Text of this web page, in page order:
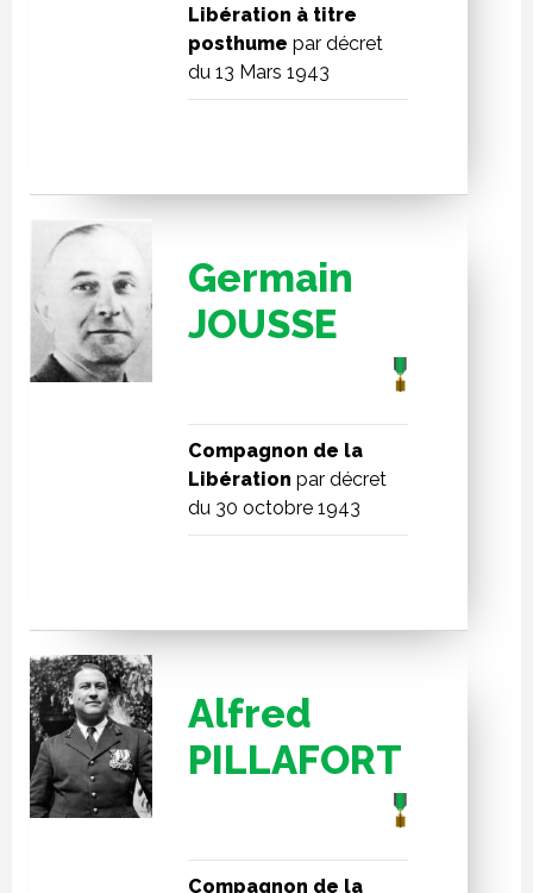
Libération à titre
posthume par décret
du 13 Mars 1943
Germain
JOUSSE
Compagnon de la
Libération par décret
du 30 octobre 1943
Alfred
PILLAFORT
Compagnon de la